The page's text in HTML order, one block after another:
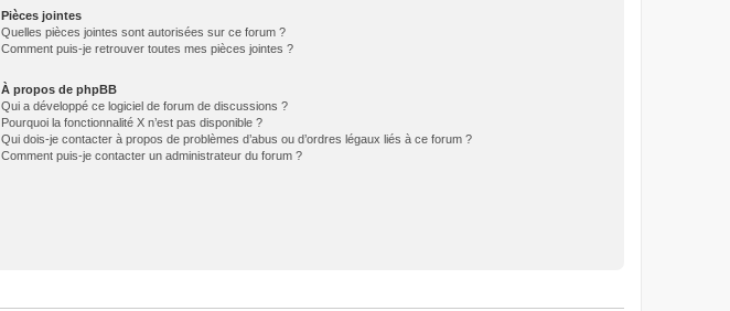
Pièces jointes
Quelles pièces jointes sont autorisées sur ce forum ?
Comment puis-je retrouver toutes mes pièces jointes ?
À propos de phpBB
Qui a développé ce logiciel de forum de discussions ?
Pourquoi la fonctionnalité X n’est pas disponible ?
Qui dois-je contacter à propos de problèmes d’abus ou d’ordres légaux liés à ce forum ?
Comment puis-je contacter un administrateur du forum ?